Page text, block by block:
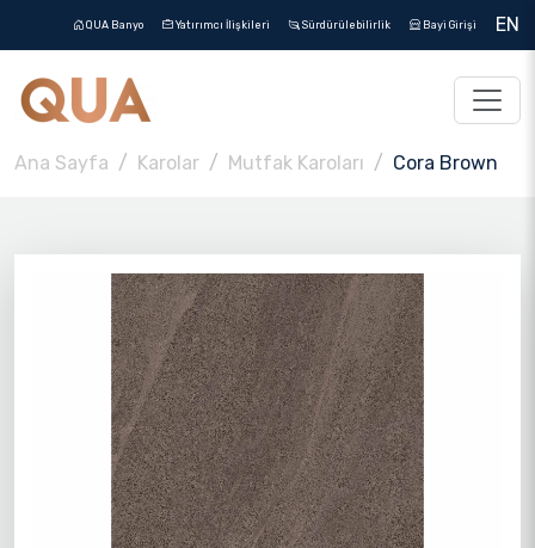
QUA Banyo Yatırımcı İlişkileri Sürdürülebilirlik Bayi Girişi EN
Ana Sayfa Karolar Mutfak Karoları Cora Brown